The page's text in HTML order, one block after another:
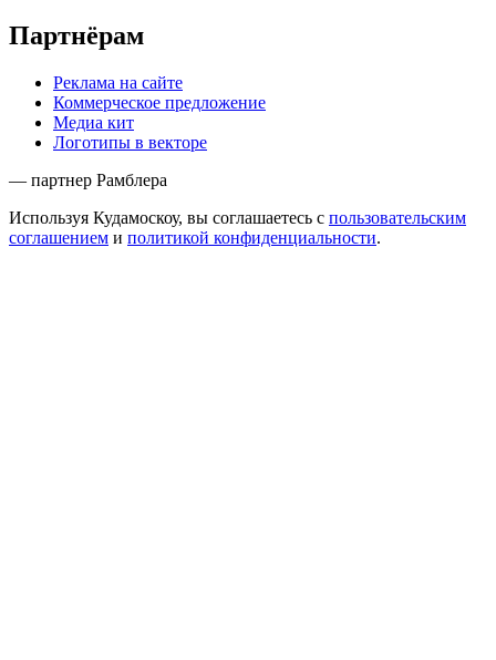
Партнёрам
Реклама на сайте
Коммерческое предложение
Медиа кит
Логотипы в векторе
— партнер Рамблера
Используя Кудамоскоу, вы соглашаетесь с пользовательским
соглашением и политикой конфиденциальности.